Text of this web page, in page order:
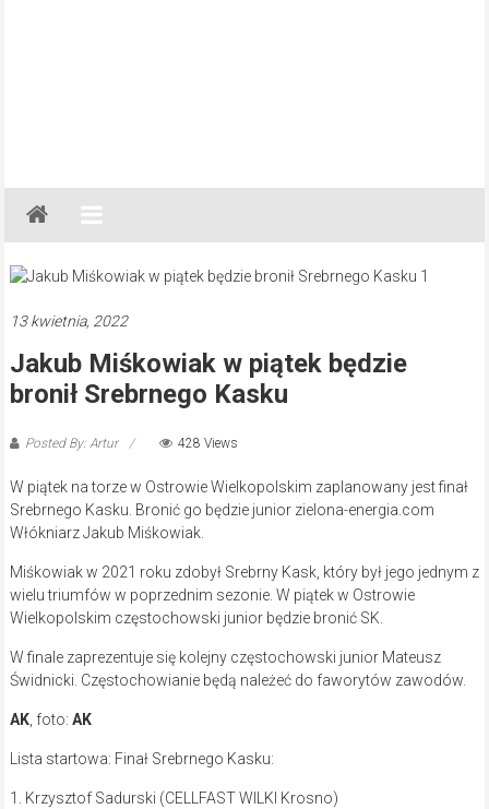
Gazeta
Regionalna
Częstochowa,
Lubliniec,
13 kwietnia, 2022
Jakub Miśkowiak w piątek będzie
bronił Srebrnego Kasku
Posted By: Artur 428 Views
W piątek na torze w Ostrowie Wielkopolskim zaplanowany jest finał
Srebrnego Kasku. Bronić go będzie junior zielona-energia.com
Włókniarz Jakub Miśkowiak.
Miśkowiak w 2021 roku zdobył Srebrny Kask, który był jego jednym z
wielu triumfów w poprzednim sezonie. W piątek w Ostrowie
Wielkopolskim częstochowski junior będzie bronić SK.
W finale zaprezentuje się kolejny częstochowski junior Mateusz
Świdnicki. Częstochowianie będą należeć do faworytów zawodów.
AK, foto: AK
Lista startowa: Finał Srebrnego Kasku:
1. Krzysztof Sadurski (CELLFAST WILKI Krosno)